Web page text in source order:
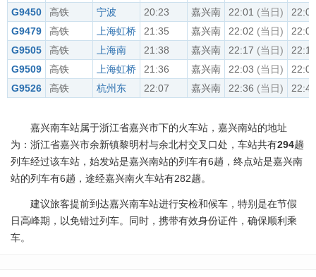
G9450
高铁 宁波 20:23 嘉兴南 22:01 (当日)
22:04
G9479
高铁 上海虹桥 21:35 嘉兴南 22:02 (当日)
22:04
G9505
高铁 上海南 21:38 嘉兴南 22:17 (当日)
22:19
G9509
高铁 上海虹桥 21:36 嘉兴南 22:03 (当日)
22:07
G9526
高铁 杭州东 22:07 嘉兴南 22:36 (当日) 22:41
嘉兴南车站属于浙江省嘉兴市下的火车站，嘉兴南站的地址
为：浙江省嘉兴市余新镇黎明村与余北村交叉口处，车站共有294趟
列车经过该车站，始发站是嘉兴南站的列车有6趟，终点站是嘉兴南
站的列车有6趟，途经嘉兴南火车站有282趟。
建议旅客提前到达嘉兴南车站进行安检和候车，特别是在节假
日高峰期，以免错过列车。同时，携带有效身份证件，确保顺利乘
车。